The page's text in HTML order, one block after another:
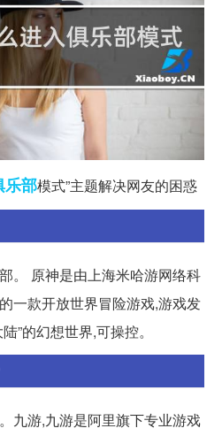
乐部模式”主题解决网友的困惑
。 原神是由上海米哈游网络科
一款开放世界冒险游戏,游戏发
”的幻想世界,可操控。
九游,九游是阿里旗下专业游戏